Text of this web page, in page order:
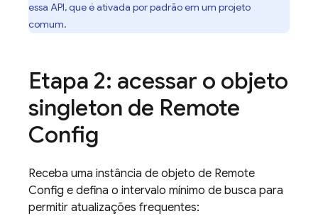
essa API, que é ativada por padrão em um projeto
comum.
Etapa 2: acessar o objeto
singleton de Remote
Config
Receba uma instância de objeto de Remote
Config e defina o intervalo mínimo de busca para
permitir atualizações frequentes: